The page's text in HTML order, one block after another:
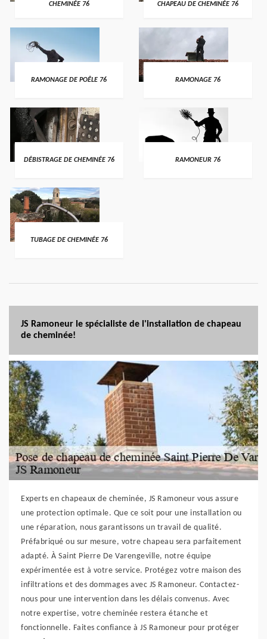
CHEMINÉE 76
CHAPEAU DE CHEMINÉE 76
RAMONAGE DE POÊLE 76 RAMONAGE 76
DÉBISTRAGE DE CHEMINÉE 76 RAMONEUR 76
TUBAGE DE CHEMINÉE 76
JS Ramoneur le spécialiste de l'installation de chapeau
de cheminée!
Experts en chapeaux de cheminée, JS Ramoneur vous assure
une protection optimale. Que ce soit pour une installation ou
une réparation, nous garantissons un travail de qualité.
Préfabriqué ou sur mesure, votre chapeau sera parfaitement
adapté. À Saint Pierre De Varengeville, notre équipe
expérimentée est à votre service. Protégez votre maison des
infiltrations et des dommages avec JS Ramoneur. Contactez-
nous pour une intervention dans les délais convenus. Avec
notre expertise, votre cheminée restera étanche et
fonctionnelle. Faites confiance à JS Ramoneur pour protéger